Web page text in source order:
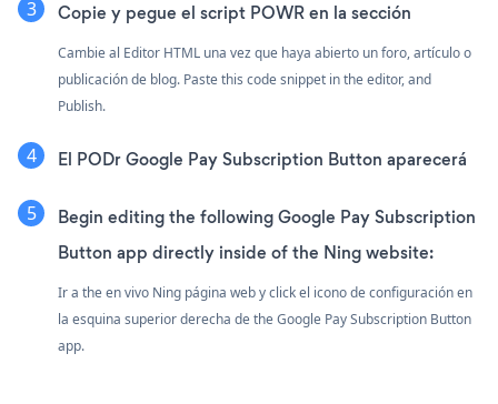
Copie y pegue el script POWR en la sección
Cambie al Editor HTML una vez que haya abierto un foro, artículo o
publicación de blog. Paste this code snippet in the editor, and
Publish.
El PODr Google Pay Subscription Button aparecerá
Begin editing the following Google Pay Subscription
Button app directly inside of the Ning website:
Ir a the en vivo Ning página web y click el icono de configuraciónen
la esquina superior derecha de the Google Pay Subscription Button
app.